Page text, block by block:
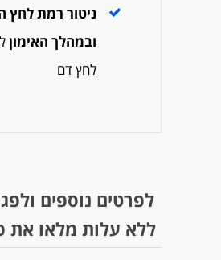
ניטור רמת לחץ
ובמהלך האימון
לחץ דם
לפרטים נוספים
ללא עלות מלאו את